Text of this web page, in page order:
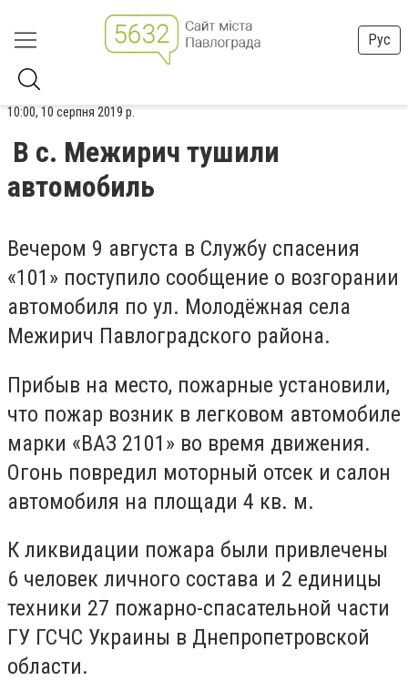
Рус
10:00, 10 серпня 2019 р.
В с. Межирич тушили
автомобиль
Вечером 9 августа в Службу спасения
«101» поступило сообщение о возгорании
автомобиля по ул. Молодёжная села
Межирич Павлоградского района.
Прибыв на место, пожарные установили,
что пожар возник в легковом автомобиле
марки «ВАЗ 2101» во время движения.
Огонь повредил моторный отсек и салон
автомобиля на площади 4 кв. м.
К ликвидации пожара были привлечены
6 человек личного состава и 2 единицы
техники 27 пожарно-спасательной части
ГУ ГСЧС Украины в Днепропетровской
области.